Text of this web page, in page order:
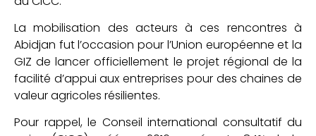
La mobilisation des acteurs à ces rencontres à
Abidjan fut l’occasion pour l’Union européenne et la
GIZ de lancer officiellement le projet régional de la
facilité d’appui aux entreprises pour des chaines de
valeur agricoles résilientes.
Pour rappel, le Conseil international consultatif du